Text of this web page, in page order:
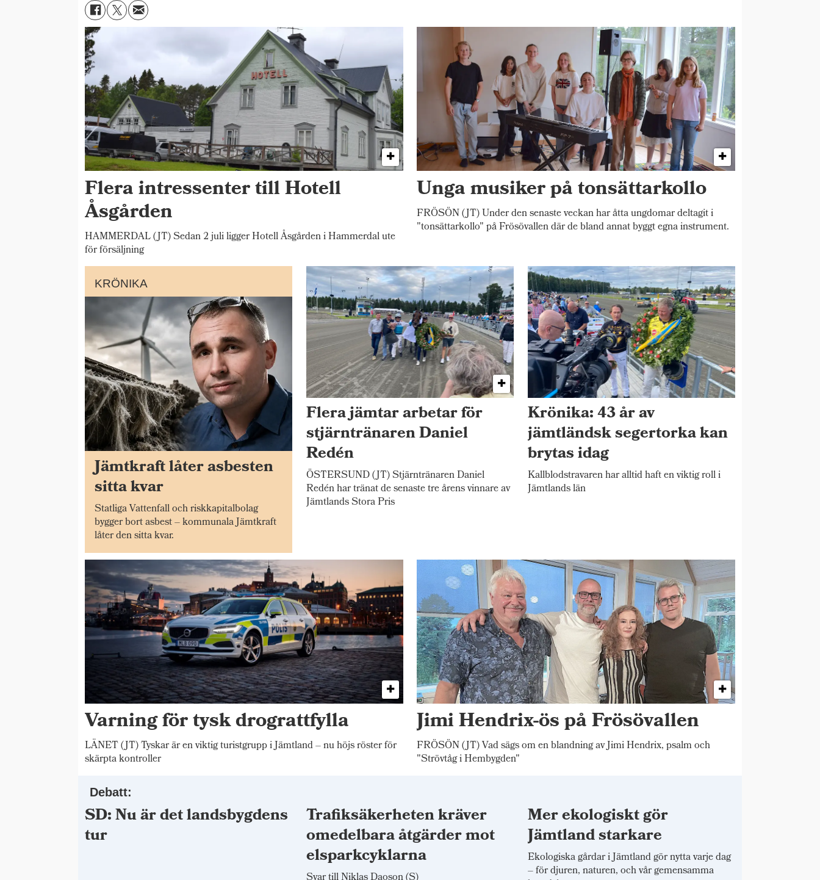
Flera intressenter till Hotell
Åsgården
HAMMERDAL (JT) Sedan 2 juli ligger Hotell Åsgården i Hammerdal ute
för försäljning
Unga musiker på tonsättarkollo
FRÖSÖN (JT) Under den senaste veckan har åtta ungdomar deltagit i
"tonsättarkollo" på Frösövallen där de bland annat byggt egna instrument.
KRÖNIKA
Jämtkraft låter asbesten
sitta kvar
Statliga Vattenfall och riskkapitalbolag
bygger bort asbest – kommunala Jämtkraft
låter den sitta kvar.
Flera jämtar arbetar för
stjärntränaren Daniel
Redén
ÖSTERSUND (JT) Stjärntränaren Daniel
Redén har tränat de senaste tre årens vinnare av
Jämtlands Stora Pris
Krönika: 43 år av
jämtländsk segertorka kan
brytas idag
Kallblodstravaren har alltid haft en viktig roll i
Jämtlands län
Varning för tysk drograttfylla
LÄNET (JT) Tyskar är en viktig turistgrupp i Jämtland – nu höjs röster för
skärpta kontroller
Jimi Hendrix-ös på Frösövallen
FRÖSÖN (JT) Vad sägs om en blandning av Jimi Hendrix, psalm och
"Strövtåg i Hembygden"
Debatt:
SD: Nu är det landsbygdens
tur
Trafiksäkerheten kräver
omedelbara åtgärder mot
elsparkcyklarna
Mer ekologiskt gör
Jämtland starkare
Ekologiska gårdar i Jämtland gör nytta varje dag
– för djuren, naturen, och vår gemensamma